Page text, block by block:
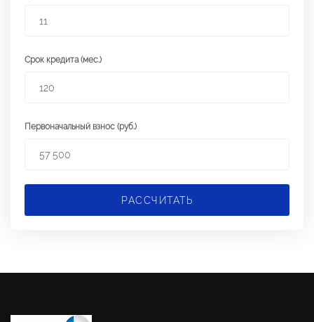
Срок кредита (мес.)
Первоначальный взнос (руб.)
РАССЧИТАТЬ